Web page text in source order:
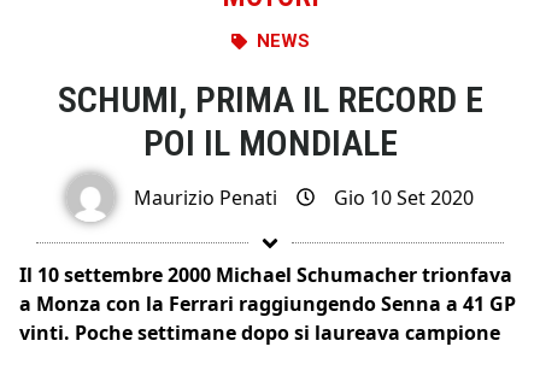
NEWS
SCHUMI, PRIMA IL RECORD E
POI IL MONDIALE
Maurizio Penati Gio 10 Set 2020
Il 10 settembre 2000 Michael Schumacher trionfava
a Monza con la Ferrari raggiungendo Senna a 41 GP
vinti. Poche settimane dopo si laureava campione